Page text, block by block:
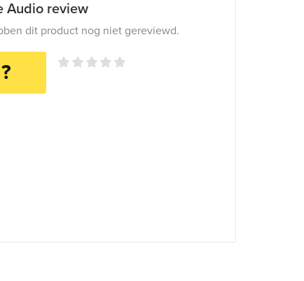
Audio review
dit product nog niet gereviewd.
?